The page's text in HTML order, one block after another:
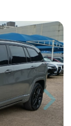
Next